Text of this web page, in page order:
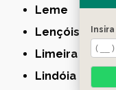
Leme
Lençóis
Limeira
Lindóia